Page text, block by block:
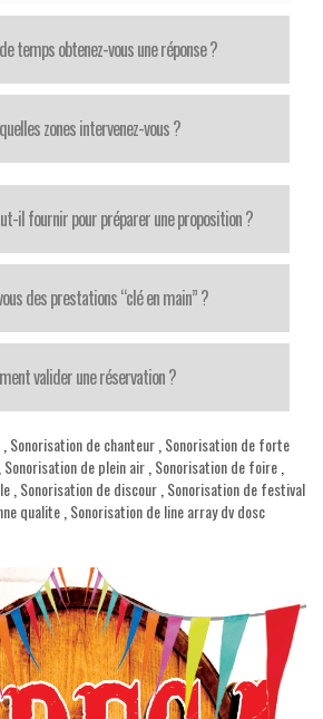
temps obtenez-vous une réponse ?
zones intervenez-vous ?
il fournir pour préparer une proposition ?
des prestations “clé en main” ?
valider une réservation ?
Sonorisation de chanteur, Sonorisation de forte
Sonorisation de plein air, Sonorisation de foire,
, Sonorisation de discour, Sonorisation de festival
qualite Sonorisation de line array dv dosc